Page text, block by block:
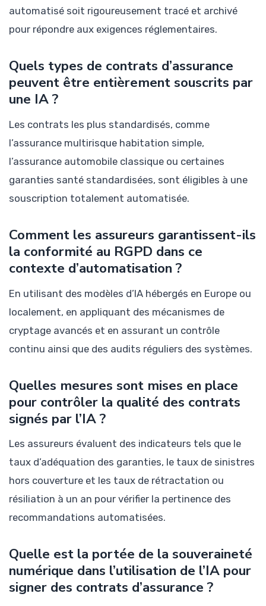
automatisé soit rigoureusement tracé et archivé
pour répondre aux exigences réglementaires.
Quels types de contrats d’assurance
peuvent être entièrement souscrits par
une IA ?
Les contrats les plus standardisés, comme
l’assurance multirisque habitation simple,
l’assurance automobile classique ou certaines
garanties santé standardisées, sont éligibles à une
souscription totalement automatisée.
Comment les assureurs garantissent-ils
la conformité au RGPD dans ce
contexte d’automatisation ?
En utilisant des modèles d’IA hébergés en Europe ou
localement, en appliquant des mécanismes de
cryptage avancés et en assurant un contrôle
continu ainsi que des audits réguliers des systèmes.
Quelles mesures sont mises en place
pour contrôler la qualité des contrats
signés par l’IA ?
Les assureurs évaluent des indicateurs tels que le
taux d’adéquation des garanties, le taux de sinistres
hors couverture et les taux de rétractation ou
résiliation à un an pour vérifier la pertinence des
recommandations automatisées.
Quelle est la portée de la souveraineté
numérique dans l’utilisation de l’IA pour
signer des contrats d’assurance ?